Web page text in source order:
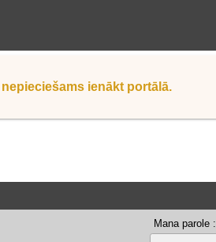
ienākt portālā.
Mana parole :